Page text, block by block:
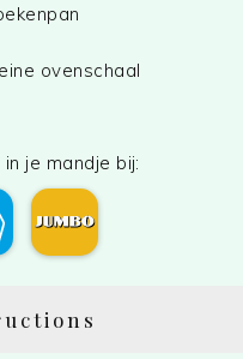
ovenschaal
je mandje bij: